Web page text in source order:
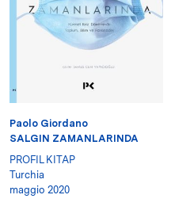
Paolo Giordano
SALGIN ZAMANLARINDA
PROFIL KITAP
Turchia
maggio 2020